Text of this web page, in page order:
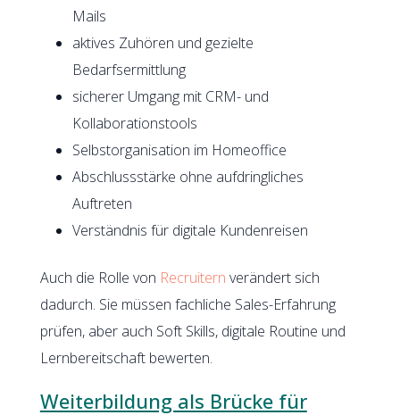
Mails
aktives Zuhören und gezielte
Bedarfsermittlung
sicherer Umgang mit CRM- und
Kollaborationstools
Selbstorganisation im Homeoffice
Abschlussstärke ohne aufdringliches
Auftreten
Verständnis für digitale Kundenreisen
Auch die Rolle von Recruitern verändert sich
dadurch. Sie müssen fachliche Sales-Erfahrung
prüfen, aber auch Soft Skills, digitale Routine und
Lernbereitschaft bewerten.
Weiterbildung als Brücke für